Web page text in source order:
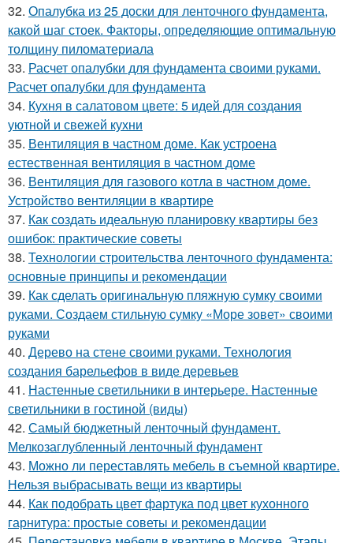
32. Опалубка из 25 доски для ленточного фундамента,
какой шаг стоек. Факторы, определяющие оптимальную
толщину пиломатериала
33. Расчет опалубки для фундамента своими руками.
Расчет опалубки для фундамента
34. Кухня в салатовом цвете: 5 идей для создания
уютной и свежей кухни
35. Вентиляция в частном доме. Как устроена
естественная вентиляция в частном доме
36. Вентиляция для газового котла в частном доме.
Устройство вентиляции в квартире
37. Как создать идеальную планировку квартиры без
ошибок: практические советы
38. Технологии строительства ленточного фундамента:
основные принципы и рекомендации
39. Как сделать оригинальную пляжную сумку своими
руками. Создаем стильную сумку «Море зовет» своими
руками
40. Дерево на стене своими руками. Технология
создания барельефов в виде деревьев
41. Настенные светильники в интерьере. Настенные
светильники в гостиной (виды)
42. Самый бюджетный ленточный фундамент.
Мелкозаглубленный ленточный фундамент
43. Можно ли переставлять мебель в съемной квартире.
Нельзя выбрасывать вещи из квартиры
44. Как подобрать цвет фартука под цвет кухонного
гарнитура: простые советы и рекомендации